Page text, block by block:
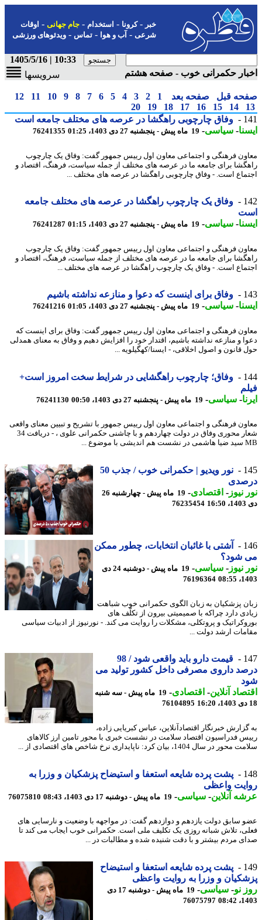
-کرونا-استخدام- جام جهانی-اوقات
شرعی-آب و هوا-تماس-ویدئوهای ورزشی
10:33 | 1405/5/16
حکمرانی خوب - صفحه هشتم
سرویسها
قبل صفحه بعد 1
2
3
4
5
6
7
8
9
10
11
12
14
15
16
17
18
19
20
وفاق چارچوبی راهگشا در عرصه های مختلف جامعه است
-سیاسی-19 ماه پیش - پنجشنبه 27 دی 1403، 01:25 76241355
فرهنگی و اجتماعی معاون اول رییس جمهور گفت: وفاق یک چارچوب
برای جامعه ما در عرصه های مختلف از جمله سیاست، فرهنگ، اقتصاد و
است. - وفاق چارچوبی راهگشا در عرصه های مختلف ...
وفاق یک چارچوب راهگشا در عرصه های مختلف جامعه
-سیاسی-19 ماه پیش - پنجشنبه 27 دی 1403، 01:15 76241287
فرهنگی و اجتماعی معاون اول رییس جمهور گفت: وفاق یک چارچوب
برای جامعه ما در عرصه های مختلف از جمله سیاست، فرهنگ، اقتصاد و
است. - وفاق یک چارچوب راهگشا در عرصه های مختلف ...
وفاق برای اینست که دعوا و منازعه نداشته باشیم
-سیاسی-19 ماه پیش - پنجشنبه 27 دی 1403، 01:05 76241216
فرهنگی و اجتماعی معاون اول رییس جمهور گفت: وفاق برای اینست که
و منازعه نداشته باشیم، اقتدار خود را افزایش دهیم و وفاق به معنای همدلی
قانون و اصول اخلاقی، - ایسنا/کهگیلویه ...
وفاق؛ چارچوب راهگشایی در شرایط سخت امروز است+
-سیاسی-19 ماه پیش - پنجشنبه 27 دی 1403، 00:50 76241130
فرهنگی و اجتماعی معاون اول رییس جمهور با تشریح و تبیین معنای واقعی
شعار محوری وفاق در دولت چهاردهم و با چاشنی حکمرانی علوی ، - دریافت 34
نور ویدیو | حکمرانی خوب / جذب 50
نیوز-اقتصادی-
19 ماه پیش - چهارشنبه 26
76235454
آشتی با غائبان انتخابات، چطور ممکن
شود؟
نیوز-سیاسی-
19 ماه پیش - دوشنبه 24 دی
76196364
پزشکیان به زبان الگوی حکمرانی خوب شباهت
دارد چراکه با صمیمیتی بیرون از تکلّف های
و پروتکلی، مشکلات را روایت می کند. - نورنیوز از ادبیات سیاسی
ارشد دولت ...
قیمت دارو باید واقعی شود / 98
داروی مصرفی داخل کشور تولید می
آنلاین-اقتصادی-
19 ماه پیش - سه شنبه
76104895
خبرنگار اقتصادآنلاین، عباس کبریایی زاده،
فدراسیون اقتصاد سلامت در نشست خبری با محور تامین ارز کالاهای
در سال 1404، بیان کرد: ناپایداری نرخ شاخص های اقتصادی از ...
پشت پرده شایعه استعفا و استیضاح پزشکیان و وزرا به
واعظی
آنلاین-سیاسی-19 ماه پیش - دوشنبه 17 دی 1403، 08:43 76075810
سابق دولت یازدهم و دوازدهم گفت: در مواجهه با وضعیت و نارسایی های
تلاش شبانه روزی یک تکلیف ملی است. حکمرانی خوب ایجاب می کند تا
مردم بیشتر و با دقت شنیده شده و مطالبات در ...
پشت پرده شایعه استعفا و استیضاح
و وزرا به روایت واعظی
نو- سیاسی-
19 ماه پیش - دوشنبه 17 دی
76075797